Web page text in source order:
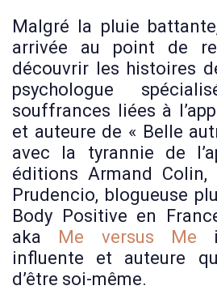
Malgré la pluie
arrivée au point de
découvrir les histoires
psychologue
souffrances liées à
et auteure de « Belle
avec la tyrannie de
éditions Armand Colin,
Prudencio, blogueuse
Body Positive en
aka Me versus Me
influente et auteure
d’être soi-même.